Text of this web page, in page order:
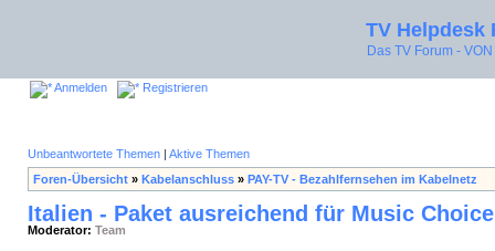
TV Helpdesk
Das TV Forum -
Anmelden Registrieren
Unbeantwortete Themen | Aktive Themen
Foren-Übersicht » Kabelanschluss » PAY-TV - Bezahlfernsehen im Kabelnetz
Italien - Paket ausreichend für Music Choice
Moderator: Team